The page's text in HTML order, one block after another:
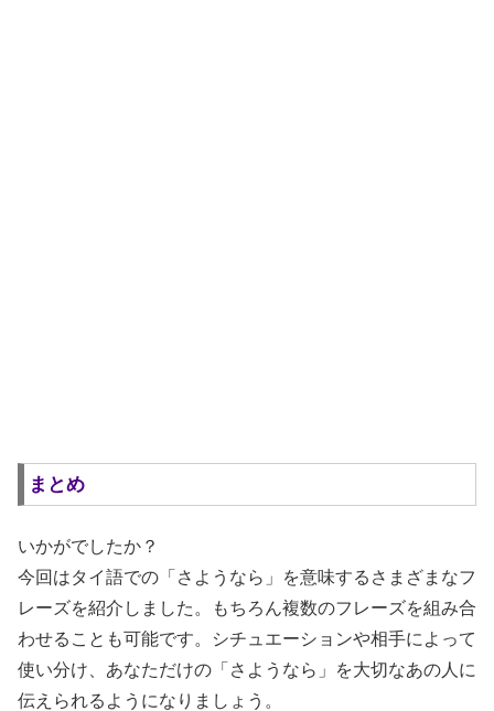
まとめ
いかがでしたか？
今回はタイ語での「さようなら」を意味するさまざまなフ
レーズを紹介しました。もちろん複数のフレーズを組み合
わせることも可能です。シチュエーションや相手によって
使い分け、あなただけの「さようなら」を大切なあの人に
伝えられるようになりましょう。